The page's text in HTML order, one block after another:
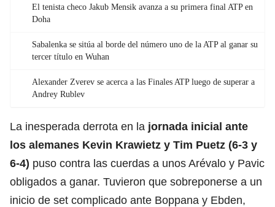
El tenista checo Jakub Mensik avanza a su primera final ATP en
Doha
Sabalenka se sitúa al borde del número uno de la ATP al ganar su
tercer título en Wuhan
Alexander Zverev se acerca a las Finales ATP luego de superar a
Andrey Rublev
La inesperada derrota en la jornada inicial ante
los alemanes Kevin Krawietz y Tim Puetz (6-3 y
6-4) puso contra las cuerdas a unos Arévalo y Pavic
obligados a ganar. Tuvieron que sobreponerse a un
inicio de set complicado ante Boppana y Ebden,